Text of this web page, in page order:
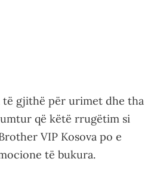
të gjithë për urimet dhe tha
që këtë rrugëtim si
VIP Kosova po e
të bukura.